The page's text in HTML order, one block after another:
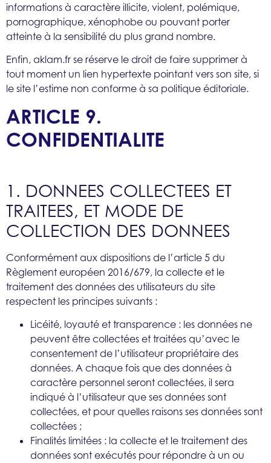
informations à caractère illicite, violent, polémique,
pornographique, xénophobe ou pouvant porter
atteinte à la sensibilité du plus grand nombre.
Enfin, aklam.fr se réserve le droit de faire supprimer à
tout moment un lien hypertexte pointant vers son site, si
le site l’estime non conforme à sa politique éditoriale.
ARTICLE 9.
CONFIDENTIALITE
1. DONNEES COLLECTEES ET
TRAITEES, ET MODE DE
COLLECTION DES DONNEES
Conformément aux dispositions de l’article 5 du
Règlement européen 2016/679, la collecte et le
traitement des données des utilisateurs du site
respectent les principes suivants :
Licéité, loyauté et transparence : les données ne
peuvent être collectées et traitées qu’avec le
consentement de l’utilisateur propriétaire des
données. A chaque fois que des données à
caractère personnel seront collectées, il sera
indiqué à l’utilisateur que ses données sont
collectées, et pour quelles raisons ses données sont
collectées ;
Finalités limitées : la collecte et le traitement des
données sont exécutés pour répondre à un ou